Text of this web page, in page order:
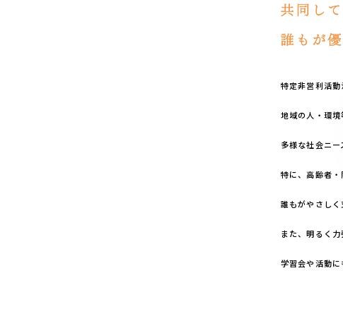
特定非営利活動
地域の人・環
多様な社会ニ
特に、高齢者・
誰もがやさしく
また、明るく
学習会や活動に